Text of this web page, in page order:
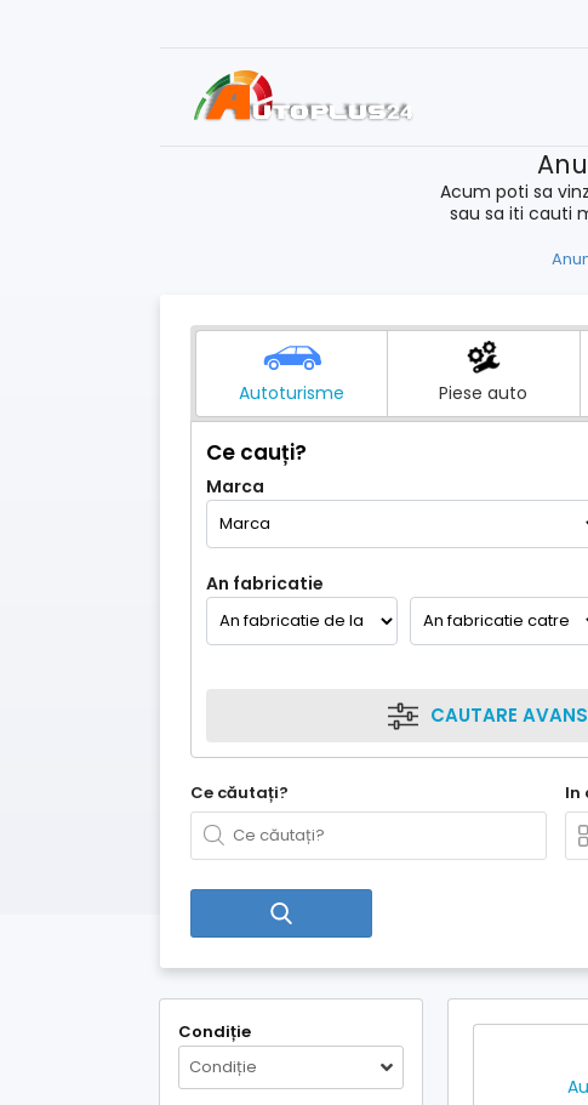
Acum poti sa
sau sa iti cauti
Autoturisme Piese auto
Ce cauți?
Marca
An fabricatie
CAUTARE
Ce căutați? In
Condiție
Condiție